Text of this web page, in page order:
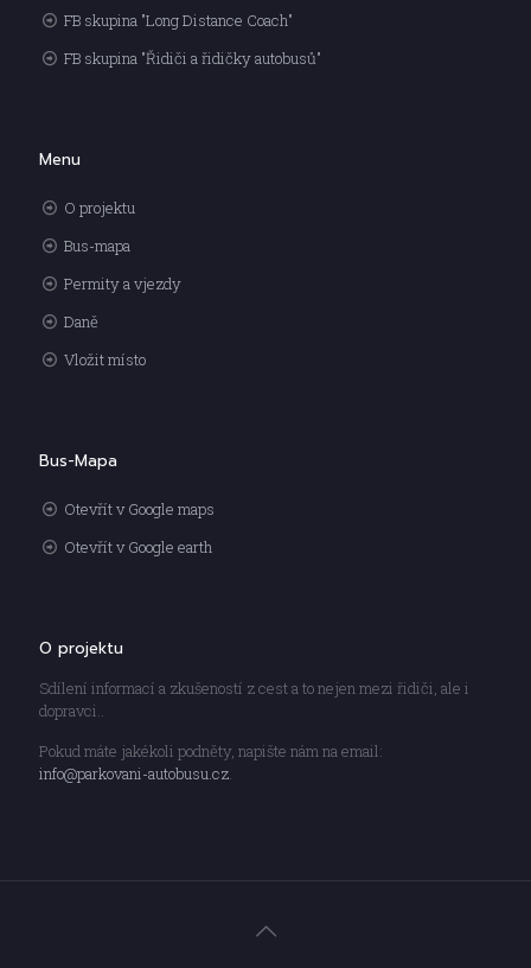
FB skupina "Long Distance Coach"
FB skupina "Řidiči a řidičky autobusů"
Menu
O projektu
Bus-mapa
Permity a vjezdy
Daně
Vložit místo
Bus-Mapa
Otevřít v Google maps
Otevřít v Google earth
O projektu
Sdílení informací a zkušeností z cest a to nejen mezi řidiči, ale i
dopravci..
Pokud máte jakékoli podněty, napište nám na email:
info@parkovani-autobusu.cz.